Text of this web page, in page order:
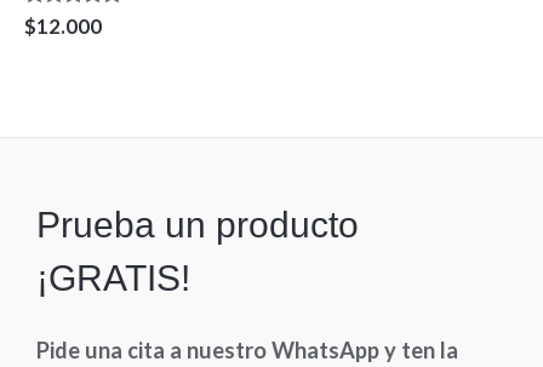
Valorado
en
$12.000
Prueba un producto
¡GRATIS!
Pide una cita a nuestro WhatsApp y ten la